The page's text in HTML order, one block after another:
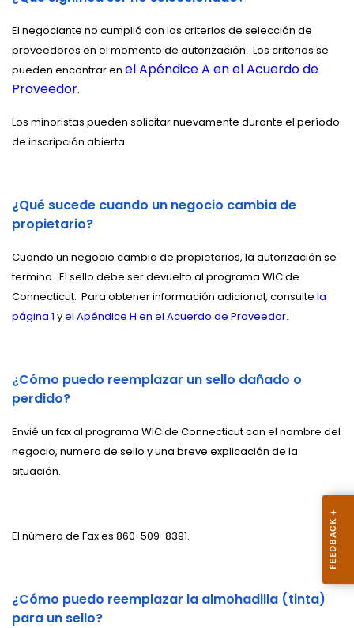
El negociante no cumplió con los criterios de selección de
proveedores en el momento de autorización. Los criterios se
pueden encontrar en el Apéndice A en el Acuerdo de
Proveedor.
Los minoristas pueden solicitar nuevamente durante el período
de inscripción abierta.
¿Qué sucede cuando un negocio cambia de
propietario?
Cuando un negocio cambia de propietarios, la autorización se
termina. El sello debe ser devuelto al programa WIC de
Connecticut. Para obtener información adicional, consulte la
página 1 yel Apéndice H en el Acuerdo de Proveedor.
¿Cómo puedo reemplazar un sello dañado o
perdido?
Envié un fax al programa WIC de Connecticut con el nombre del
negocio, numero de sello y una breve explicación de la
situación.
El número de Fax es 860-509-8391.
¿Cómo puedo reemplazar la almohadilla (tinta)
para un sello?